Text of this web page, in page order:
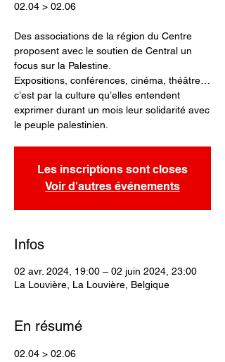
02.04 > 02.06
Des associations de la région du Centre
proposent avec le soutien de Central un
focus sur la Palestine.
Expositions, conférences, cinéma, théâtre…
c’est par la culture qu’elles entendent
exprimer durant un mois leur solidarité avec
le peuple palestinien.
Les inscriptions sont closes
Voir d'autres événements
Infos
02 avr. 2024, 19:00 – 02 juin 2024, 23:00
La Louvière, La Louvière, Belgique
En résumé
02.04 > 02.06